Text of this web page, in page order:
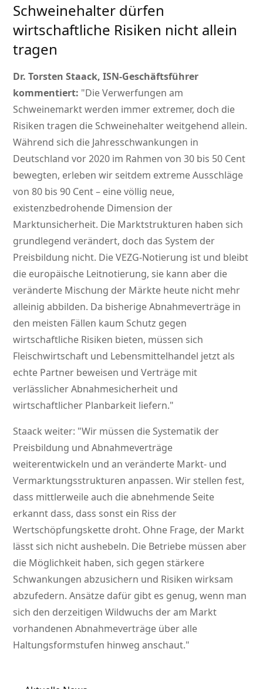
Schweinehalter dürfen
wirtschaftliche Risiken nicht allein
tragen
Dr. Torsten Staack, ISN-Geschäftsführer
kommentiert: Die Verwerfungen am
Schweinemarkt werden immer extremer, doch die
Risiken tragen die Schweinehalter weitgehend allein.
Während sich die Jahresschwankungen in
Deutschland vor 2020 im Rahmen von 30 bis 50 Cent
bewegten, erleben wir seitdem extreme Ausschläge
von 80 bis 90 Cent – eine völlig neue,
existenzbedrohende Dimension der
Marktunsicherheit. Die Marktstrukturen haben sich
grundlegend verändert, doch das System der
Preisbildung nicht. Die VEZG-Notierung ist und bleibt
die europäische Leitnotierung, sie kann aber die
veränderte Mischung der Märkte heute nicht mehr
alleinig abbilden. Da bisherige Abnahmeverträge in
den meisten Fällen kaum Schutz gegen
wirtschaftliche Risiken bieten, müssen sich
Fleischwirtschaft und Lebensmittelhandel jetzt als
echte Partner beweisen und Verträge mit
verlässlicher Abnahmesicherheit und
wirtschaftlicher Planbarkeit liefern.
Staack weiter: Wir müssen die Systematik der
Preisbildung und Abnahmeverträge
weiterentwickeln und an veränderte Markt- und
Vermarktungsstrukturen anpassen. Wir stellen fest,
dass mittlerweile auch die abnehmende Seite
erkannt dass, dass sonst ein Riss der
Wertschöpfungskette droht. Ohne Frage, der Markt
lässt sich nicht aushebeln. Die Betriebe müssen aber
die Möglichkeit haben, sich gegen stärkere
Schwankungen abzusichern und Risiken wirksam
abzufedern. Ansätze dafür gibt es genug, wenn man
sich den derzeitigen Wildwuchs der am Markt
vorhandenen Abnahmeverträge über alle
Haltungsformstufen hinweg anschaut.